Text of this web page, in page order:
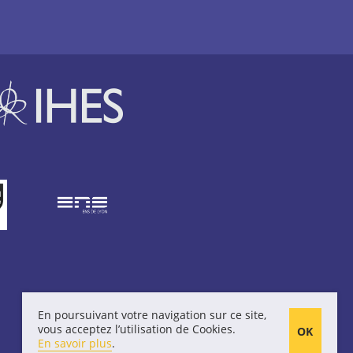
En poursuivant votre navigation sur ce site,
vous acceptez l’utilisation de Cookies.
En savoir plus.